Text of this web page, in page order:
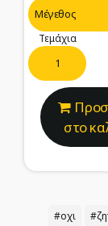
Τεμάχια
στο
#οχι